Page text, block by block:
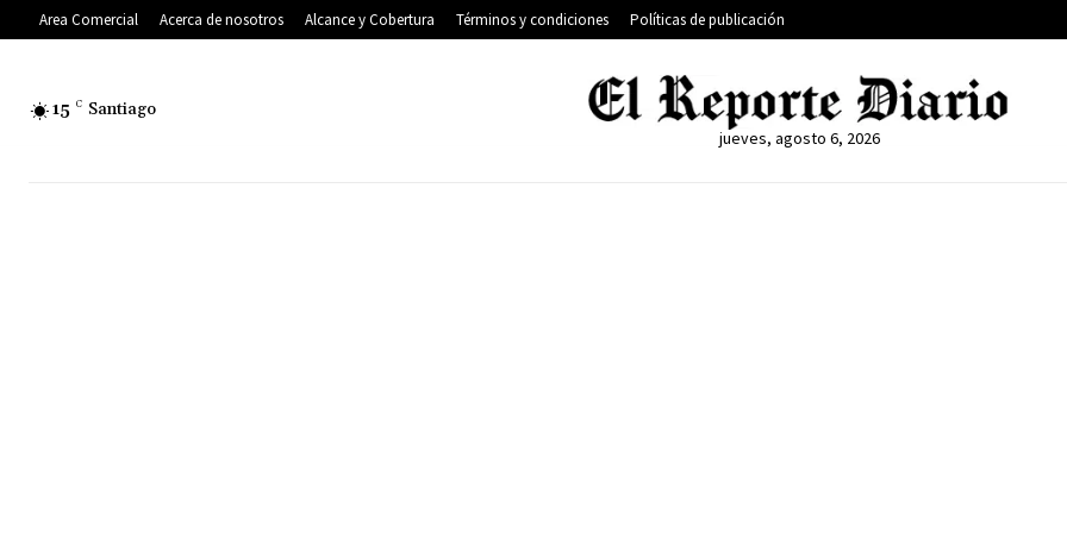
Area Comercial Acerca de nosotros Alcance y Cobertura Términos y condiciones Políticas de publicación
15 C Santiago
jueves, agosto 6, 2026